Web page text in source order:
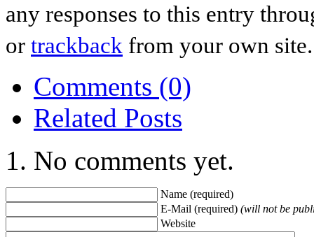
any responses to this entry
or trackback from your own site.
Comments (0)
Related Posts
No comments yet.
Name (required)
E-Mail (required) (will not be
Website